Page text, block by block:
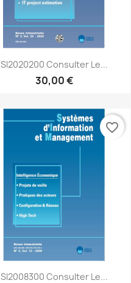
SI2020200 Consulter Le...
30,00 €
SI2008300 Consulter Le...
favorite_border